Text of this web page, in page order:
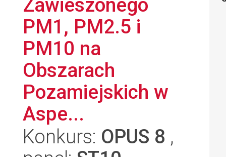
Zawieszonego
PM1, PM2.5 i
PM10 na
Obszarach
Pozamiejskich w
Aspe...
Konkurs: OPUS 8 ,